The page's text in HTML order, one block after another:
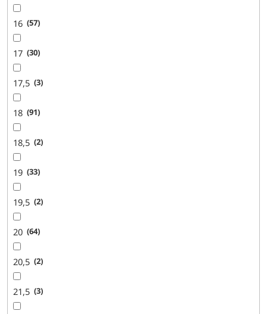
16 57
17 30
17,5 3
18 91
18,5 2
19 33
19,5 2
20 64
20,5 2
21,5 3